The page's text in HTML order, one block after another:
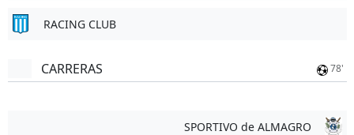
RACING CLUB
CARRERAS 78'
SPORTIVO de ALMAGRO